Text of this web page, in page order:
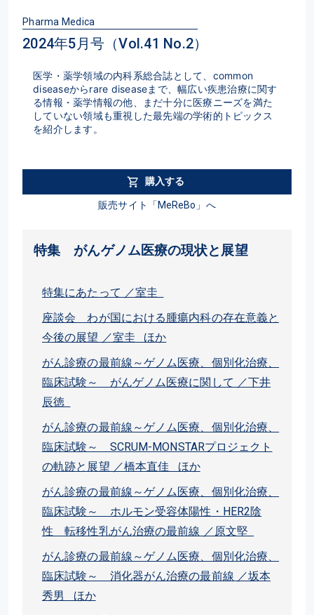
Pharma Medica
2024年5月号（Vol.41 No.2）
医学・薬学領域の内科系総合誌として、common
diseaseからrare diseaseまで、幅広い疾患治療に関す
る情報・薬学情報の他、まだ十分に医療ニーズを満た
していない領域も重視した最先端の学術的トピックス
を紹介します。
購入する
販売サイト「MeReBo」へ
特集 がんゲノム医療の現状と展望
特集にあたって ／室圭
座談会 わが国における腫瘍内科の存在意義と
今後の展望 ／室圭 ほか
がん診療の最前線～ゲノム医療、個別化治療、
臨床試験～ がんゲノム医療に関して ／下井
辰徳
がん診療の最前線～ゲノム医療、個別化治療、
臨床試験～ SCRUM-MONSTARプロジェクト
の軌跡と展望 ／橋本直佳 ほか
がん診療の最前線～ゲノム医療、個別化治療、
臨床試験～ ホルモン受容体陽性・HER2陰
性 転移性乳がん治療の最前線 ／原文堅
がん診療の最前線～ゲノム医療、個別化治療、
臨床試験～ 消化器がん治療の最前線 ／坂本
秀男 ほか